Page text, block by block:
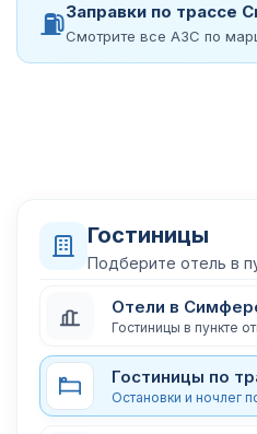
⛽Заправки по трассе
Смотрите все АЗС по
Гостиницы
Подберите отель в
Отели в
Гостиницы в пункте
Гостиницы по
Остановки и ночлег